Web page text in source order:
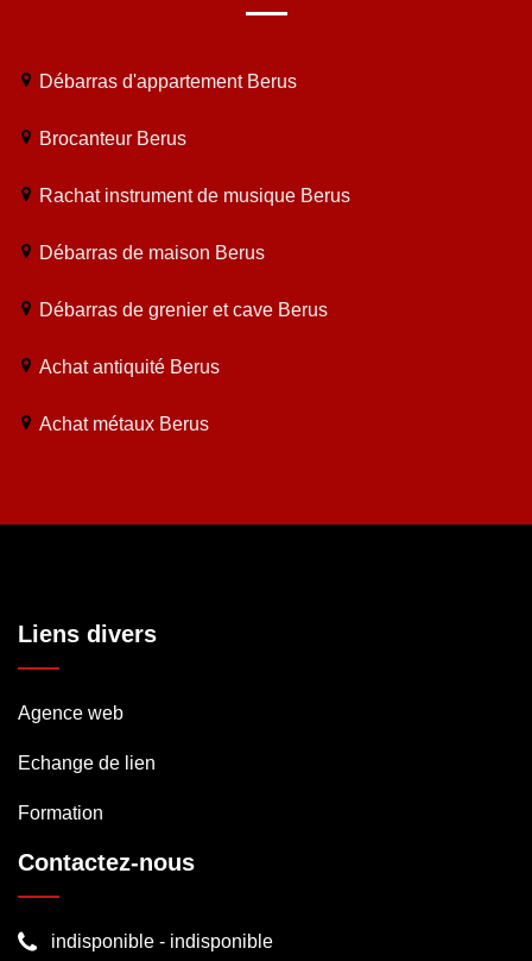
Débarras d'appartement Berus
Brocanteur Berus
Rachat instrument de musique Berus
Débarras de maison Berus
Débarras de grenier et cave Berus
Achat antiquité Berus
Achat métaux Berus
Liens divers
Agence web
Echange de lien
Formation
Contactez-nous
indisponible - indisponible